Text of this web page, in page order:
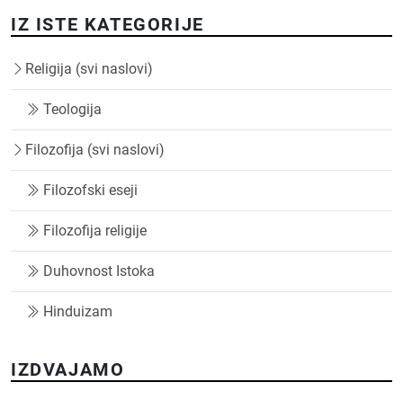
IZ ISTE KATEGORIJE
Religija (svi naslovi)
Teologija
Filozofija (svi naslovi)
Filozofski eseji
Filozofija religije
Duhovnost Istoka
Hinduizam
IZDVAJAMO